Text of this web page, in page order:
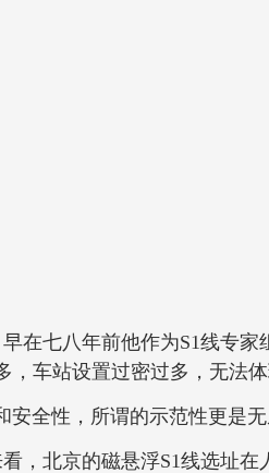
七八年前他作为S1线专家
车站设置过密过多，无法
全性，所谓的示范性更是无
北京的磁悬浮S1线选址在